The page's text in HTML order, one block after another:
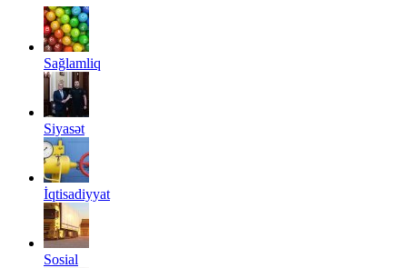
Sağlamliq
Siyasət
İqtisadiyyat
Sosial